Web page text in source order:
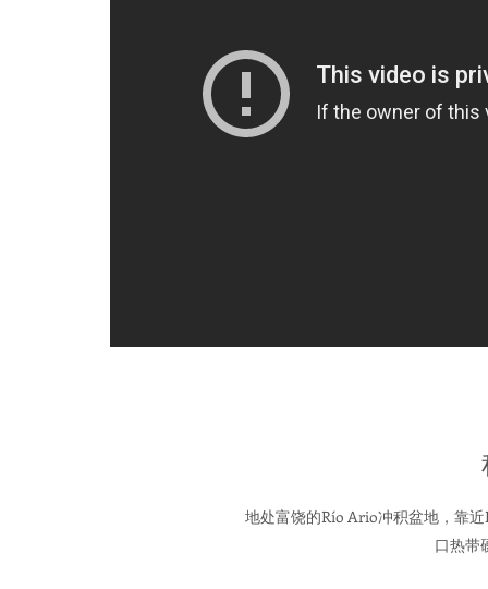
地处富饶的Río Ario冲积盆地，靠
口热带